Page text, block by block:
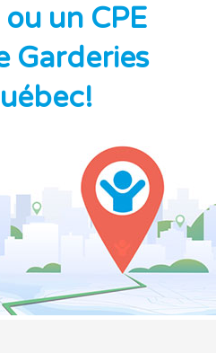
un CPE
Garderies